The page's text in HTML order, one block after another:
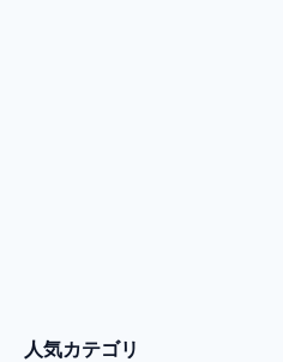
人気カテゴリ